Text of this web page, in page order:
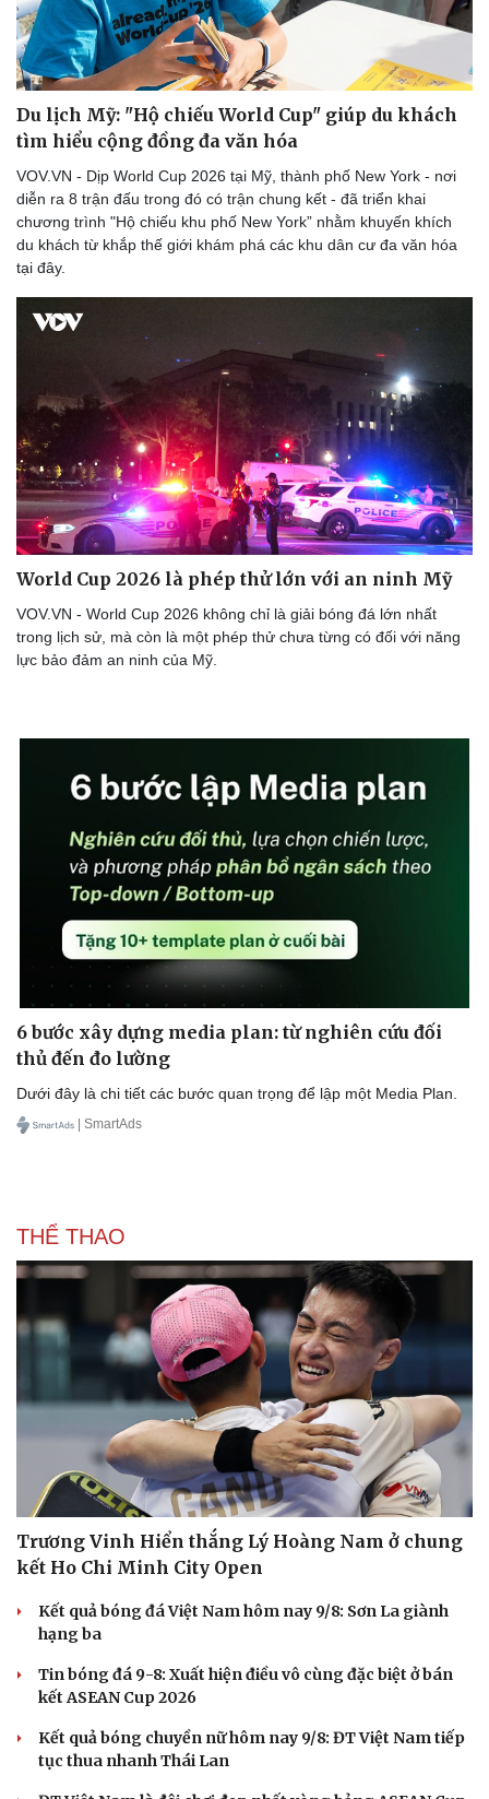
Thể thao
Bóng đá
Lịch thi đấu bóng đá
Thế giới thể thao
eSports
Hậu trường
Ô tô - Xe máy
Ô tô
Xe máy
Tư vấn
Doanh nghiệp
Thông tin doanh nghiệp
Doanh nghiệp 24h
Doanh nhân
Vì cộng đồng
Công nghệ
Sành điệu
Tin Công nghệ
Trải nghiệm
Du lịch Mỹ: "Hộ chiếu World Cup" giúp du khách
tìm hiểu cộng đồng đa văn hóa
VOV.VN - Dịp World Cup 2026 tại Mỹ, thành phố New York - nơi
diễn ra 8 trận đấu trong đó có trận chung kết - đã triển khai
chương trình "Hộ chiếu khu phố New York” nhằm khuyến khích
du khách từ khắp thế giới khám phá các khu dân cư đa văn hóa
tại đây.
World Cup 2026 là phép thử lớn với an ninh Mỹ
VOV.VN - World Cup 2026 không chỉ là giải bóng đá lớn nhất
trong lịch sử, mà còn là một phép thử chưa từng có đối với năng
lực bảo đảm an ninh của Mỹ.
6 bước xây dựng media plan: từ nghiên cứu đối
thủ đến đo lường
Dưới đây là chi tiết các bước quan trọng để lập một Media Plan.
| SmartAds
THỂ THAO
Trương Vinh Hiển thắng Lý Hoàng Nam ở chung
kết Ho Chi Minh City Open
Kết quả bóng đá Việt Nam hôm nay 9/8: Sơn La giành
hạng ba
Tin bóng đá 9-8: Xuất hiện điều vô cùng đặc biệt ở bán
kết ASEAN Cup 2026
Kết quả bóng chuyền nữ hôm nay 9/8: ĐT Việt Nam tiếp
tục thua nhanh Thái Lan